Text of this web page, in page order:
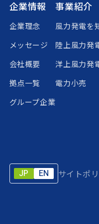
企業情報
企業理念
メッセージ
会社概要
拠点一覧
グループ企業
事業紹介
風力発電を
陸上風力発
洋上風力発
電力小売
JP EN サイトポ